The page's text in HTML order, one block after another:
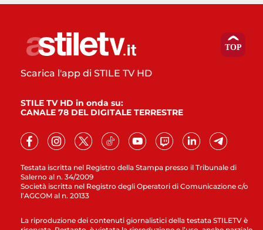
Testata iscritta nel Registro della Stampa presso il Tribunale di
Salerno al n. 34/2009
Società iscritta nel Registro degli Operatori di Comunicazione c/o
l’AGCOM al n. 20133
Scarica l'app di STILE TV HD
STILE TV HD in onda su:
CANALE 78 DEL DIGITALE TERRESTRE
La riproduzione dei contenuti giornalistici della testata STILETV è